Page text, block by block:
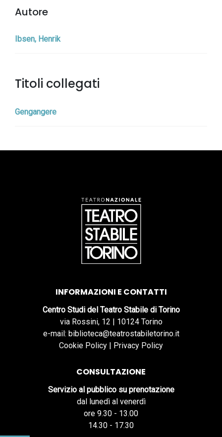
Autore
Ibsen, Henrik
Titoli collegati
Gengangere
INFORMAZIONI E CONTATTI
Centro Studi del Teatro Stabile di Torino
via Rossini, 12 | 10124 Torino
e-mail: biblioteca@teatrostabiletorino.it
Cookie Policy | Privacy Policy
CONSULTAZIONE
Servizio al pubblico su prenotazione
dal lunedì al venerdì
ore 9.30 - 13.00
14.30 - 17.30